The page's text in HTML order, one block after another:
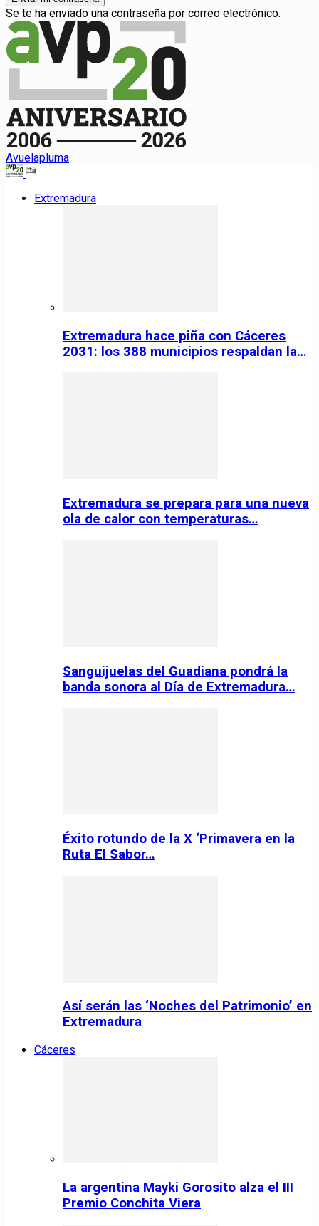
Se te ha enviado una contraseña por correo electrónico.
Avuelapluma
Extremadura
Extremadura hace piña con Cáceres
2031: los 388 municipios respaldan la…
Extremadura se prepara para una nueva
ola de calor con temperaturas…
Sanguijuelas del Guadiana pondrá la
banda sonora al Día de Extremadura…
Éxito rotundo de la X ‘Primavera en la
Ruta El Sabor…
Así serán las ‘Noches del Patrimonio’ en
Extremadura
Cáceres
La argentina Mayki Gorosito alza el III
Premio Conchita Viera